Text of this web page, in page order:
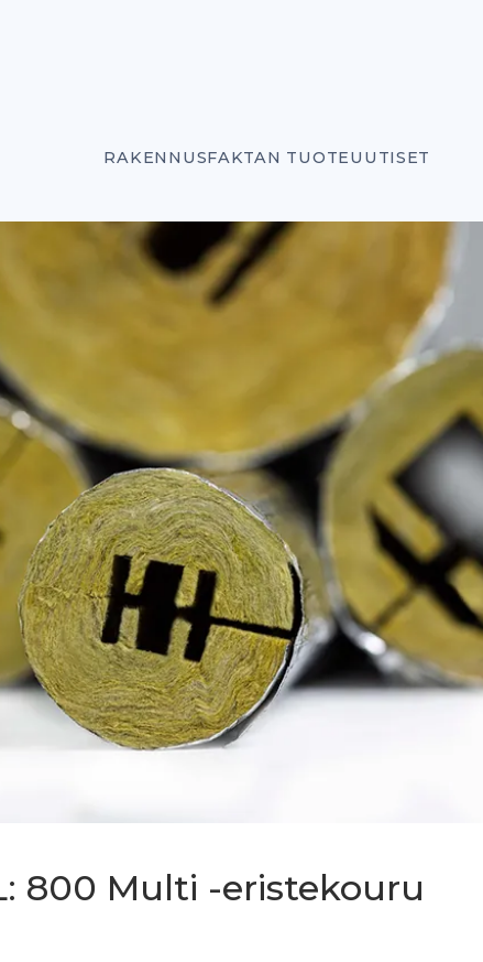
RAKENNUSFAKTAN TUOTEUUTISET
800 Multi -eristekouru